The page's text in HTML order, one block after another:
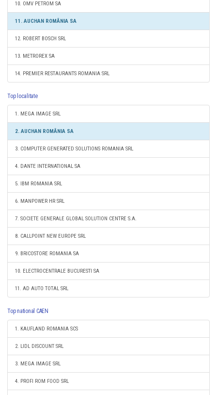
10. OMV PETROM SA
11. AUCHAN ROMÂNIA SA
12. ROBERT BOSCH SRL
13. METROREX SA
14. PREMIER RESTAURANTS ROMANIA SRL
Top localitate
1. MEGA IMAGE SRL
2. AUCHAN ROMÂNIA SA
3. COMPUTER GENERATED SOLUTIONS ROMANIA SRL
4. DANTE INTERNATIONAL SA
5. IBM ROMANIA SRL
6. MANPOWER HR SRL
7. SOCIETE GENERALE GLOBAL SOLUTION CENTRE S.A.
8. CALLPOINT NEW EUROPE SRL
9. BRICOSTORE ROMANIA SA
10. ELECTROCENTRALE BUCURESTI SA
11. AD AUTO TOTAL SRL
Top national CAEN
1. KAUFLAND ROMANIA SCS
2. LIDL DISCOUNT SRL
3. MEGA IMAGE SRL
4. PROFI ROM FOOD SRL